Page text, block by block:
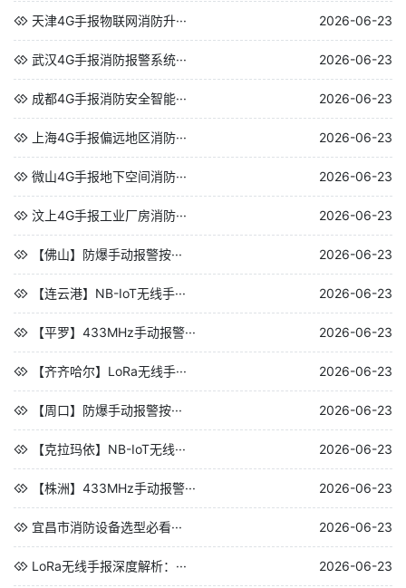
天津4G手报物联网消防升··· 2026-06-23
武汉4G手报消防报警系统··· 2026-06-23
成都4G手报消防安全智能··· 2026-06-23
上海4G手报偏远地区消防··· 2026-06-23
微山4G手报地下空间消防··· 2026-06-23
汶上4G手报工业厂房消防··· 2026-06-23
【佛山】防爆手动报警按··· 2026-06-23
【连云港】NB-IoT无线手··· 2026-06-23
【平罗】433MHz手动报警··· 2026-06-23
【齐齐哈尔】LoRa无线手··· 2026-06-23
【周口】防爆手动报警按··· 2026-06-23
【克拉玛依】NB-IoT无线··· 2026-06-23
【株洲】433MHz手动报警··· 2026-06-23
宜昌市消防设备选型必看··· 2026-06-23
LoRa无线手报深度解析：··· 2026-06-23